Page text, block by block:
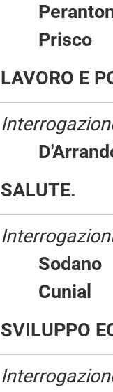
LAVORO E
SALUTE.
SVILUPPO